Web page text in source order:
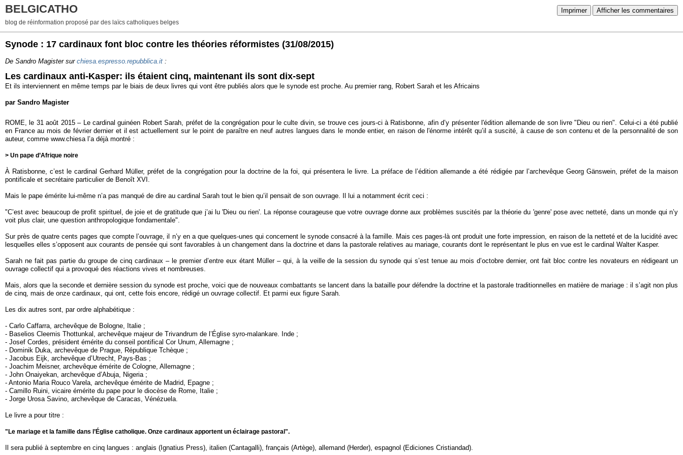
Imprimer Afficher les commentaires
BELGICATHO
blog de réinformation proposé par des laïcs catholiques belges
Synode : 17 cardinaux font bloc contre les théories réformistes (31/08/2015)
De Sandro Magister sur chiesa.espresso.repubblica.it :
Les cardinaux anti-Kasper: ils étaient cinq, maintenant ils sont dix-sept
Et ils interviennent en même temps par le biais de deux livres qui vont être publiés alors que le synode est proche. Au premier rang, Robert Sarah et les Africains
par Sandro Magister
ROME, le 31 août 2015 – Le cardinal guinéen Robert Sarah, préfet de la congrégation pour le culte divin, se trouve ces jours-ci à Ratisbonne, afin d’y présenter l'édition allemande de son livre "Dieu ou rien". Celui-ci a été publié
en France au mois de février dernier et il est actuellement sur le point de paraître en neuf autres langues dans le monde entier, en raison de l'énorme intérêt qu’il a suscité, à cause de son contenu et de la personnalité de son
auteur, comme www.chiesa l’a déjà montré :
> Un pape d’Afrique noire
À Ratisbonne, c’est le cardinal Gerhard Müller, préfet de la congrégation pour la doctrine de la foi, qui présentera le livre. La préface de l’édition allemande a été rédigée par l’archevêque Georg Gänswein, préfet de la maison
pontificale et secrétaire particulier de Benoît XVI.
Mais le pape émérite lui-même n’a pas manqué de dire au cardinal Sarah tout le bien qu’il pensait de son ouvrage. Il lui a notamment écrit ceci :
"C’est avec beaucoup de profit spirituel, de joie et de gratitude que j’ai lu 'Dieu ou rien'. La réponse courageuse que votre ouvrage donne aux problèmes suscités par la théorie du 'genre' pose avec netteté, dans un monde qui n’y
voit plus clair, une question anthropologique fondamentale".
Sur près de quatre cents pages que compte l’ouvrage, il n’y en a que quelques-unes qui concernent le synode consacré à la famille. Mais ces pages-là ont produit une forte impression, en raison de la netteté et de la lucidité avec
lesquelles elles s’opposent aux courants de pensée qui sont favorables à un changement dans la doctrine et dans la pastorale relatives au mariage, courants dont le représentant le plus en vue est le cardinal Walter Kasper.
Sarah ne fait pas partie du groupe de cinq cardinaux – le premier d’entre eux étant Müller – qui, à la veille de la session du synode qui s’est tenue au mois d’octobre dernier, ont fait bloc contre les novateurs en rédigeant un
ouvrage collectif qui a provoqué des réactions vives et nombreuses.
Mais, alors que la seconde et dernière session du synode est proche, voici que de nouveaux combattants se lancent dans la bataille pour défendre la doctrine et la pastorale traditionnelles en matière de mariage : il s’agit non plus
de cinq, mais de onze cardinaux, qui ont, cette fois encore, rédigé un ouvrage collectif. Et parmi eux figure Sarah.
Les dix autres sont, par ordre alphabétique :
- Carlo Caffarra, archevêque de Bologne, Italie ;
- Baselios Cleemis Thottunkal, archevêque majeur de Trivandrum de l’Église syro-malankare. Inde ;
- Josef Cordes, président émérite du conseil pontifical Cor Unum, Allemagne ;
- Dominik Duka, archevêque de Prague, République Tchèque ;
- Jacobus Eijk, archevêque d’Utrecht, Pays-Bas ;
- Joachim Meisner, archevêque émérite de Cologne, Allemagne ;
- John Onaiyekan, archevêque d’Abuja, Nigeria ;
- Antonio Maria Rouco Varela, archevêque émérite de Madrid, Epagne ;
- Camillo Ruini, vicaire émérite du pape pour le diocèse de Rome, Italie ;
- Jorge Urosa Savino, archevêque de Caracas, Vénézuela.
Le livre a pour titre :
"Le mariage et la famille dans l’Église catholique. Onze cardinaux apportent un éclairage pastoral".
Il sera publié à septembre en cinq langues : anglais (Ignatius Press), italien (Cantagalli), français (Artège), allemand (Herder), espagnol (Ediciones Cristiandad).